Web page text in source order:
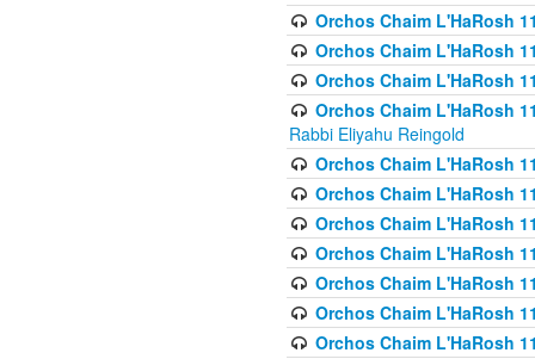
Orchos Chaim L'HaRosh
Orchos Chaim L'HaRosh
Orchos Chaim L'HaRosh
Orchos Chaim L'HaRosh
Rabbi Eliyahu Reingold
Orchos Chaim L'HaRosh
Orchos Chaim L'HaRosh
Orchos Chaim L'HaRosh
Orchos Chaim L'HaRosh
Orchos Chaim L'HaRosh
Orchos Chaim L'HaRosh
Orchos Chaim L'HaRosh